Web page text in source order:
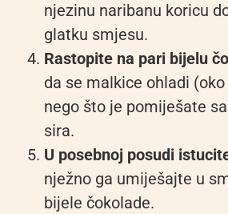
njezinu naribanu koricu
glatku smjesu.
Rastopite na pari bijelu
da se malkice ohladi
nego što je pomiješate
sira.
U posebnoj posudi
nježno ga umiješajte u
bijele čokolade.